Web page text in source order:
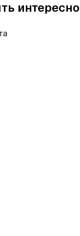
интересно